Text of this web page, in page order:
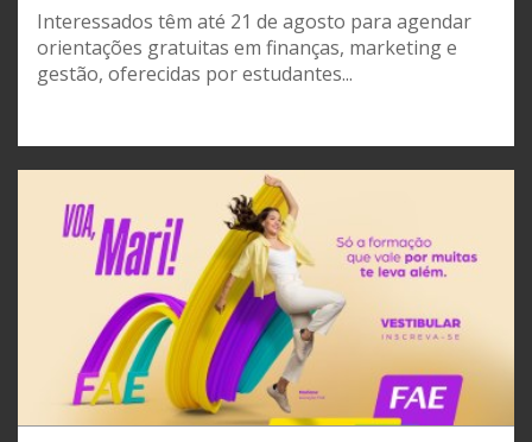
Interessados têm até 21 de agosto para agendar
orientações gratuitas em finanças, marketing e
gestão, oferecidas por estudantes...